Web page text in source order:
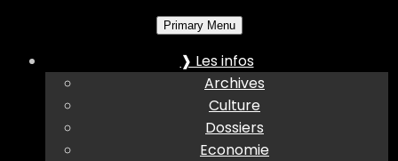
Primary Menu
❱ Les infos
Archives
Culture
Dossiers
Economie